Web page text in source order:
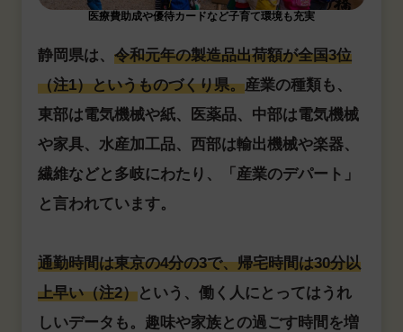
静岡県は、 令和元年の製造品出荷額が全国3位
（注1）というものづくり県。産業の種類も、
東部は電気機械や紙、医薬品、中部は電気機械
や家具、水産加工品、西部は輸出機械や楽器、
繊維などと多岐にわたり、「産業のデパート」
と言われています。
通勤時間は東京の4分の3で、帰宅時間は30分以
上早い（注2）という、働く人にとってはうれ
しいデータも。趣味や家族との過ごす時間を増
医療費助成や優待カードなど子育て環境も充実